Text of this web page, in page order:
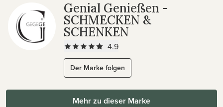
Genial Genießen -
SCHMECKEN &
SCHENKEN
4.9
Der Marke folgen
Mehr zu dieser Marke